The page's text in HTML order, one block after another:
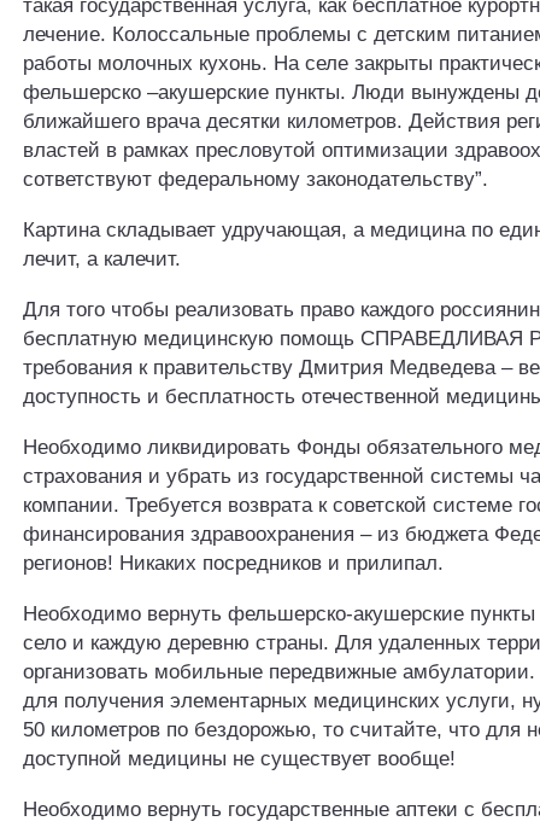
такая государственная услуга, как бесплатное
лечение. Колоссальные проблемы с детским
работы молочных кухонь. На селе закрыты
фельшерско –акушерские пункты. Люди вынуждены
ближайшего врача десятки километров. Действия
властей в рамках пресловутой оптимизации
сответствуют федеральному законодательству”.
Картина складывает удручающая, а медицина по
лечит, а калечит.
Для того чтобы реализовать право каждого
бесплатную медицинскую помощь СПРАВЕДЛИВАЯ
требования к правительству Дмитрия Медведева –
доступность и бесплатность отечественной
Необходимо ликвидировать Фонды обязательного
страхования и убрать из государственной системы
компании. Требуется возврата к советской системе
финансирования здравоохранения – из бюджета
регионов! Никаких посредников и прилипал.
Необходимо вернуть фельшерско-акушерские
село и каждую деревню страны. Для удаленных
организовать мобильные передвижные амбулатории.
для получения элементарных медицинских услуги,
50 километров по бездорожью, то считайте, что для
доступной медицины не существует вообще!
Необходимо вернуть государственные аптеки с